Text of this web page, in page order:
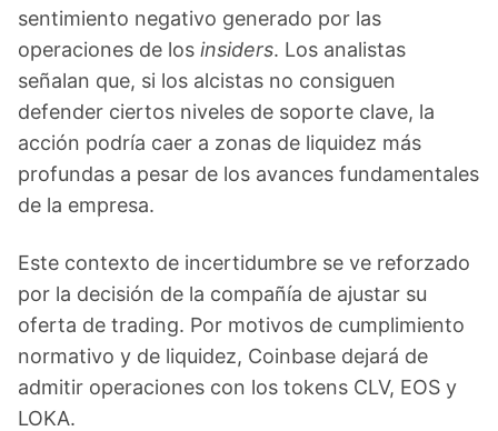
sentimiento negativo generado por las
operaciones de los insiders. Los analistas
señalan que, si los alcistas no consiguen
defender ciertos niveles de soporte clave, la
acción podría caer a zonas de liquidez más
profundas a pesar de los avances fundamentales
de la empresa.
Este contexto de incertidumbre se ve reforzado
por la decisión de la compañía de ajustar su
oferta de trading. Por motivos de cumplimiento
normativo y de liquidez, Coinbase dejará de
admitir operaciones con los tokens CLV, EOS y
LOKA.